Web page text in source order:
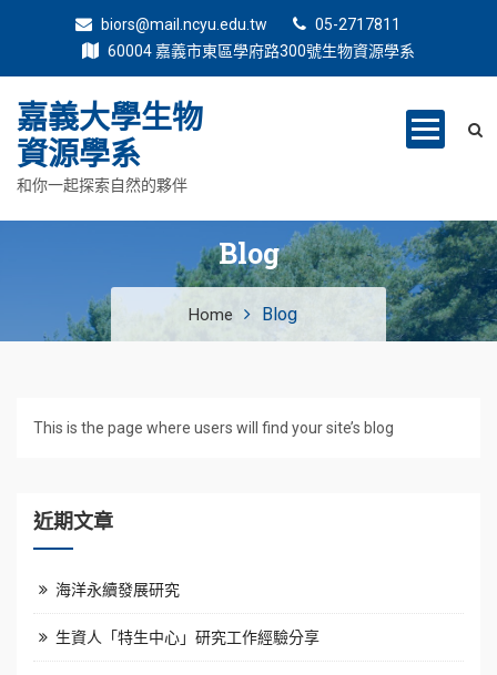
biors@mail.ncyu.edu.tw
05-2717811
60004 嘉義市東區學府路300號生物資源學系
嘉義大學生物
資源學系
和你一起探索自然的夥伴
Blog
Home Blog
This is the page where users will find your site’s blog
近期文章
海洋永續發展研究
生資人「特生中心」研究工作經驗分享